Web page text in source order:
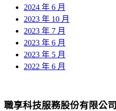
2024 年 6 月
2023 年 10 月
2023 年 7 月
2023 年 6 月
2023 年 5 月
2022 年 6 月
職享科技服務股份有限公司